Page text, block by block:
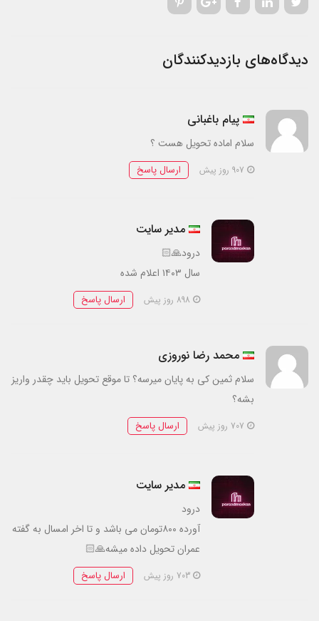
دیدگاه‌های بازدیدکنندگان
پیام باغبانی
سلام اماده تحویل هست ؟
ارسال پاسخ
مدیر سایت
درود🙏🏻
سال ۱۴۰۳ اعلام شده
ارسال پاسخ
محمد رضا نوروزي
سلام ثمين كي به پايان ميرسه؟ تا موقع تحويل بايد چقدر واريز
بشه؟
ارسال پاسخ
مدیر سایت
درود
آورده ۸۰۰تومان می باشد و تا اخر امسال به گفته
عمران تحویل داده میشه🙏🏻
ارسال پاسخ